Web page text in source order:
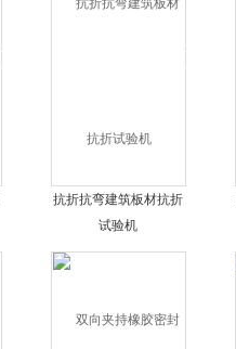
抗折抗弯建筑板材抗折
试验机